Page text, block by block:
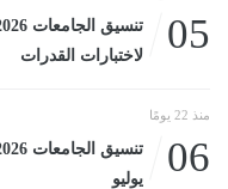
05
لاختبارات القدرات
منذ 22 يومًا
06
يوليو